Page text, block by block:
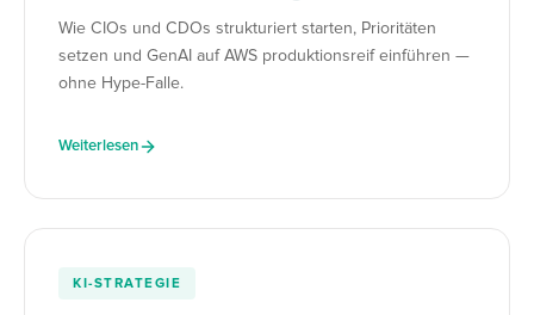
Wie CIOs und CDOs strukturiert starten, Prioritäten
setzen und GenAI auf AWS produktionsreif einführen —
ohne Hype-Falle.
Weiterlesen
KI-STRATEGIE